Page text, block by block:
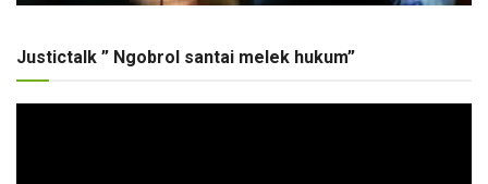
Justictalk ” Ngobrol santai melek hukum”